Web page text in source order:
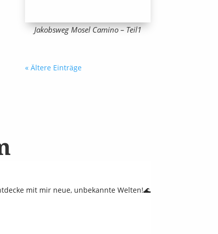
Jakobsweg Mosel Camino – Teil1
« Ältere Einträge
mit mir neue, unbekannte Welten!🌊